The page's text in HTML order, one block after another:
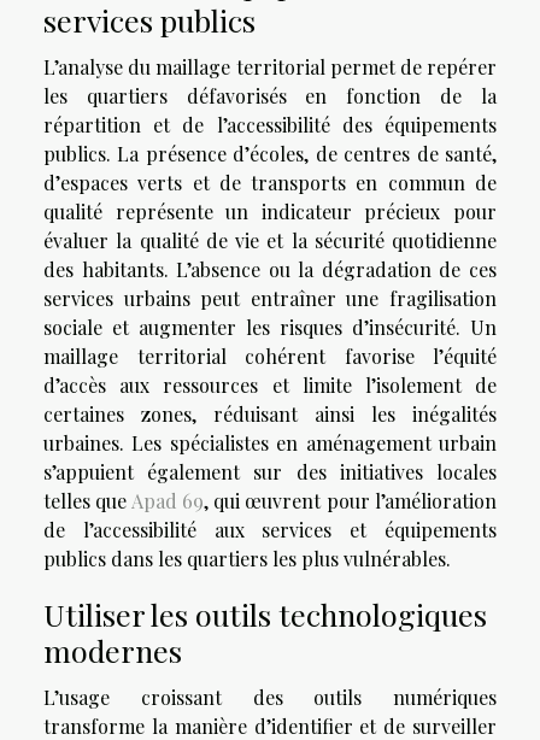
services publics
L’analyse du maillage territorial permet de repérer
les quartiers défavorisés en fonction de la
répartition et de l’accessibilité des équipements
publics. La présence d’écoles, de centres de santé,
d’espaces verts et de transports en commun de
qualité représente un indicateur précieux pour
évaluer la qualité de vie et la sécurité quotidienne
des habitants. L’absence ou la dégradation de ces
services urbains peut entraîner une fragilisation
sociale et augmenter les risques d’insécurité. Un
maillage territorial cohérent favorise l’équité
d’accès aux ressources et limite l’isolement de
certaines zones, réduisant ainsi les inégalités
urbaines. Les spécialistes en aménagement urbain
s’appuient également sur des initiatives locales
telles que Apad 69, qui œuvrent pour l’amélioration
de l’accessibilité aux services et équipements
publics dans les quartiers les plus vulnérables.
Utiliser les outils technologiques
modernes
L’usage croissant des outils numériques
transforme la manière d’identifier et de surveiller